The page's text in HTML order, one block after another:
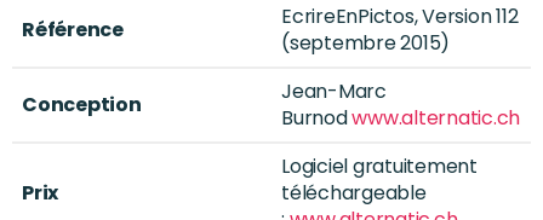
Référence
EcrireEnPictos, Version 112
(septembre 2015)
Conception
Jean-Marc
Burnodwww.alternatic.ch
Prix
Logiciel gratuitement
téléchargeable